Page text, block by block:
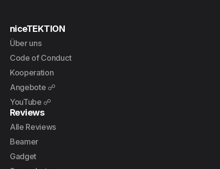
niceTEKTION
Über uns
Code of Conduct
Kooperation
Angebote ☍
YouTube ☍
Reviews
Alle Reviews
Beamer
Gadget